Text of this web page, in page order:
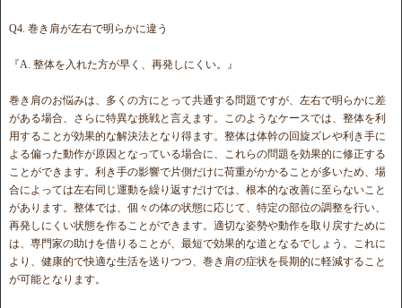
Q4. 巻き肩が左右で明らかに違う
『A. 整体を入れた方が早く、再発しにくい。』
巻き肩のお悩みは、多くの方にとって共通する問題ですが、左右で明らかに差
がある場合、さらに特異な挑戦と言えます。このようなケースでは、整体を利
用することが効果的な解決法となり得ます。整体は体幹の回旋ズレや利き手に
よる偏った動作が原因となっている場合に、これらの問題を効果的に修正する
ことができます。利き手の影響で片側だけに荷重がかかることが多いため、場
合によっては左右同じ運動を繰り返すだけでは、根本的な改善に至らないこと
があります。整体では、個々の体の状態に応じて、特定の部位の調整を行い、
再発しにくい状態を作ることができます。適切な姿勢や動作を取り戻すために
は、専門家の助けを借りることが、最短で効果的な道となるでしょう。これに
より、健康的で快適な生活を送りつつ、巻き肩の症状を長期的に軽減すること
が可能となります。